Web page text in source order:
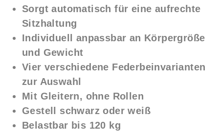
Sorgt automatisch für eine aufrechte
Sitzhaltung
Individuell anpassbar an Körpergröße
und Gewicht
Vier verschiedene Federbeinvarianten
zur Auswahl
Mit Gleitern, ohne Rollen
Gestell schwarz oder weiß
Belastbar bis 120 kg